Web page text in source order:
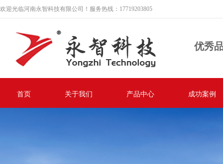
欢迎光临河南永智科技有限公司！服务热线：17719203805
优秀
首页 关于我们 产品中心 成功案例